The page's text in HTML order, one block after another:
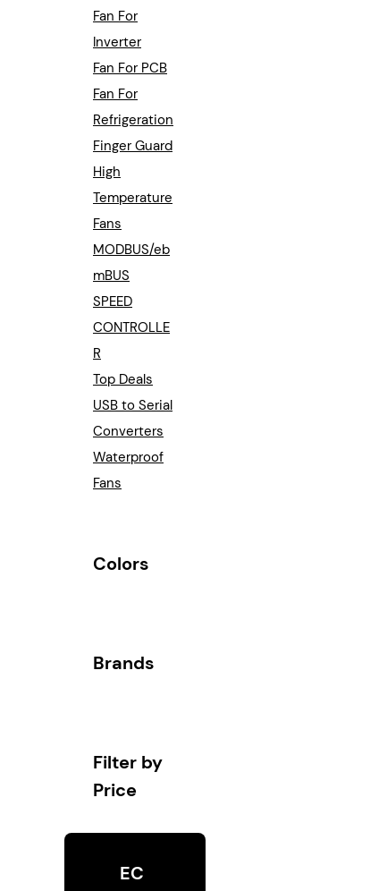
Fan For
Inverter
Fan For PCB
Fan For
Refrigeration
Finger Guard
High
Temperature
Fans
MODBUS/eb
mBUS
SPEED
CONTROLLE
R
Top Deals
USB to Serial
Converters
Waterproof
Fans
Colors
Brands
Filter by
Price
EC